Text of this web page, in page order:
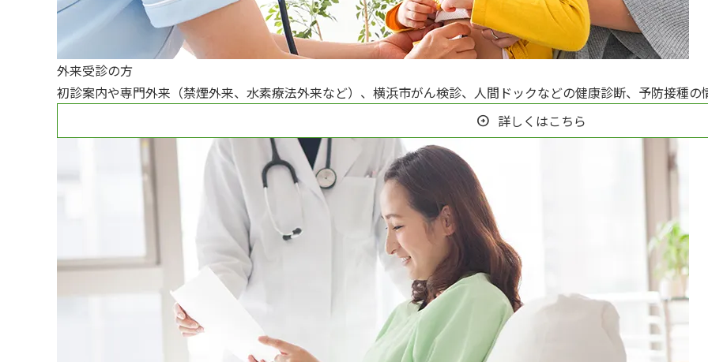
外来受診の方
初診案内や専門外来（禁煙外来、水素療法外来など）、横浜市がん検診、人間ドックなどの健康診断、予防接種の
arrow_circle_right 詳しくはこちら